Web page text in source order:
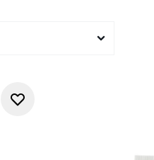
de huid uit te drogen.
huid te voeden en te
frisse, vernieuwde teint.
met onze voedende
vitamines en